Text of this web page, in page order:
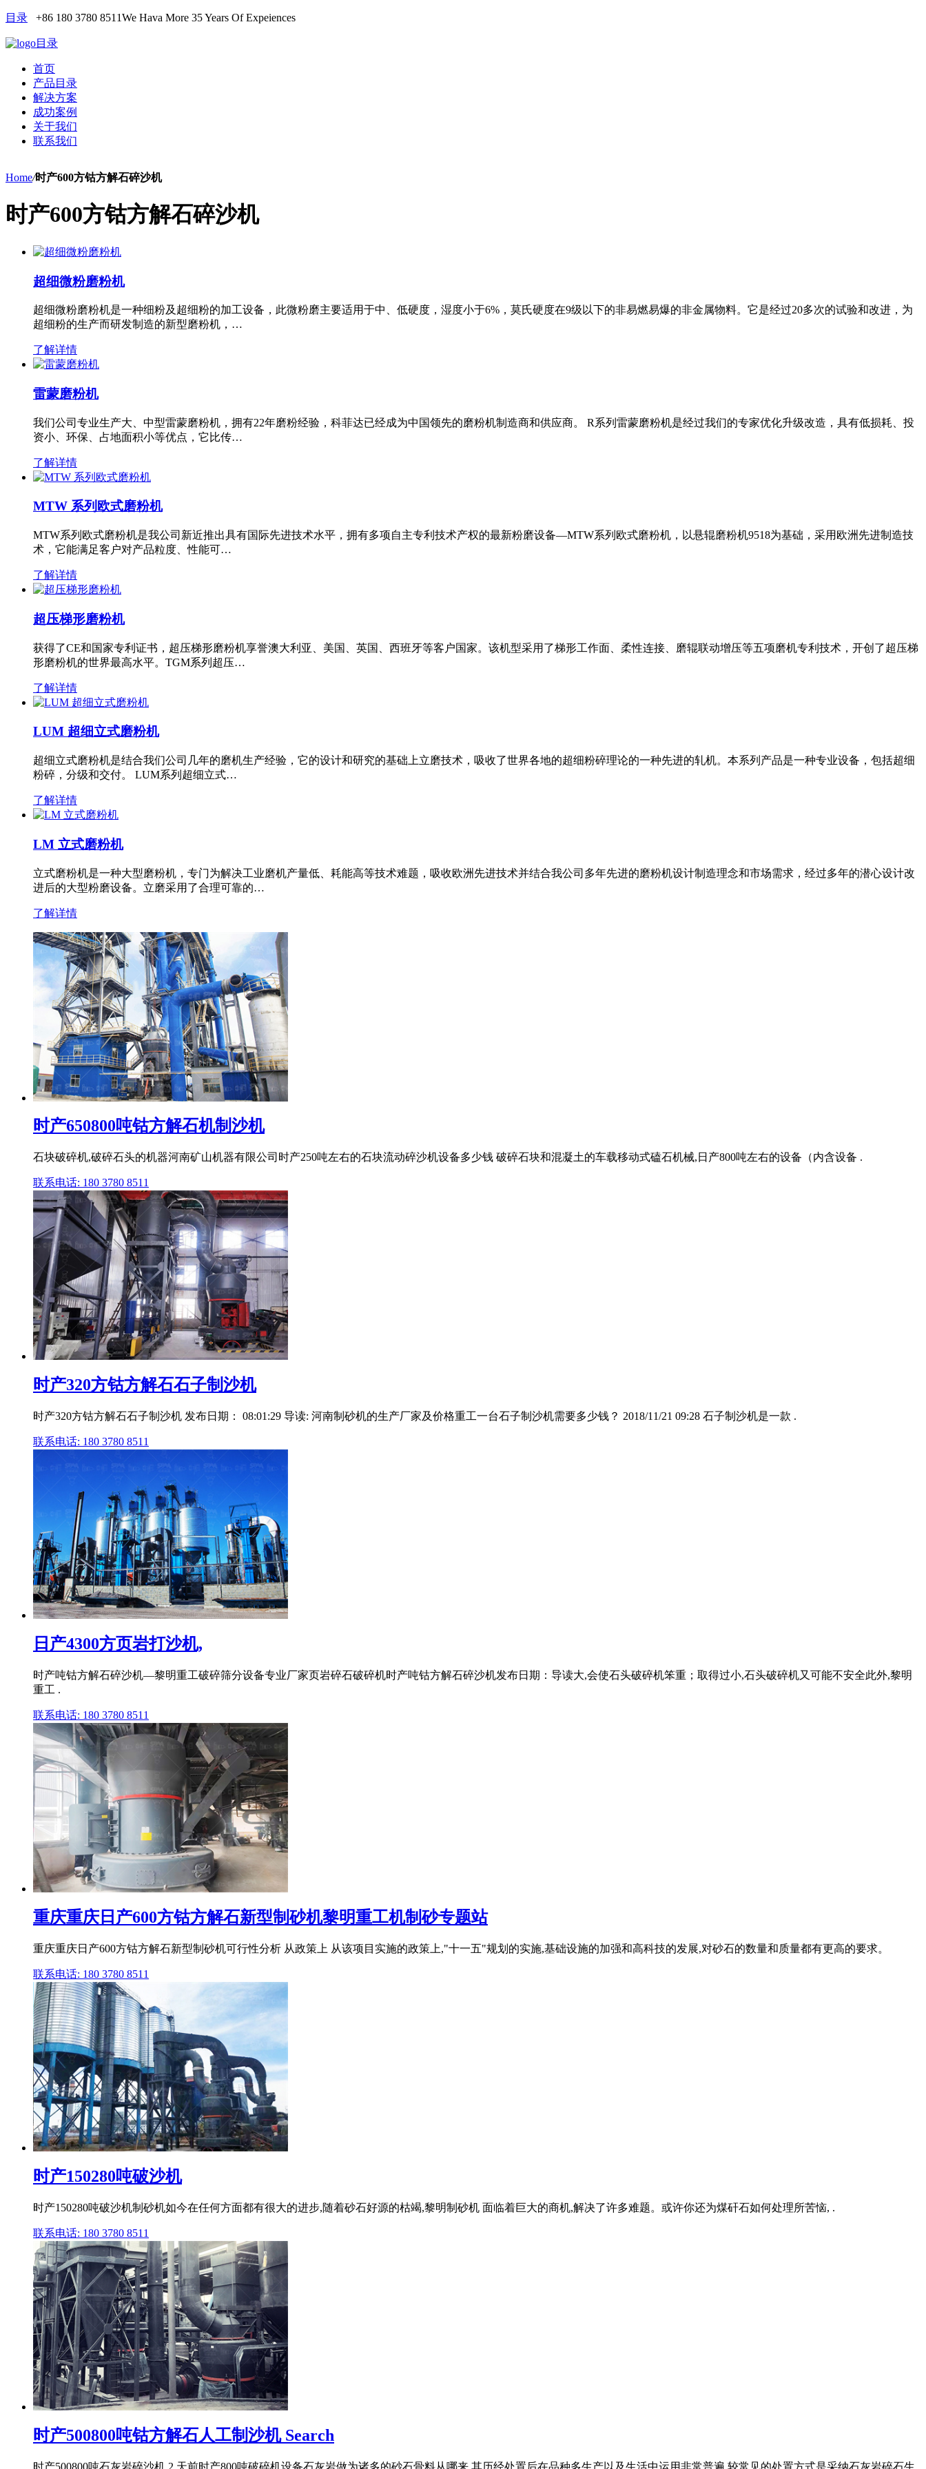
目录 +86 180 3780 8511We Hava More 35 Years Of Expeiences
目录
首页
产品目录
解决方案
成功案例
关于我们
联系我们
Home/时产600方钴方解石碎沙机
时产600方钴方解石碎沙机
超细微粉磨粉机
超细微粉磨粉机是一种细粉及超细粉的加工设备，此微粉磨主要适用于中、低硬度，湿度小于6%，莫氏硬度在9级以下的非易燃易爆的非金属物料。它是经过20多次的试验和改进，为
超细粉的生产而研发制造的新型磨粉机，…
了解详情
雷蒙磨粉机
我们公司专业生产大、中型雷蒙磨粉机，拥有22年磨粉经验，科菲达已经成为中国领先的磨粉机制造商和供应商。 R系列雷蒙磨粉机是经过我们的专家优化升级改造，具有低损耗、投
资小、环保、占地面积小等优点，它比传…
了解详情
MTW 系列欧式磨粉机
MTW系列欧式磨粉机是我公司新近推出具有国际先进技术水平，拥有多项自主专利技术产权的最新粉磨设备—MTW系列欧式磨粉机，以悬辊磨粉机9518为基础，采用欧洲先进制造技
术，它能满足客户对产品粒度、性能可…
了解详情
超压梯形磨粉机
获得了CE和国家专利证书，超压梯形磨粉机享誉澳大利亚、美国、英国、西班牙等客户国家。该机型采用了梯形工作面、柔性连接、磨辊联动增压等五项磨机专利技术，开创了超压梯
形磨粉机的世界最高水平。TGM系列超压…
了解详情
LUM 超细立式磨粉机
超细立式磨粉机是结合我们公司几年的磨机生产经验，它的设计和研究的基础上立磨技术，吸收了世界各地的超细粉碎理论的一种先进的轧机。本系列产品是一种专业设备，包括超细
粉碎，分级和交付。 LUM系列超细立式…
了解详情
LM 立式磨粉机
立式磨粉机是一种大型磨粉机，专门为解决工业磨机产量低、耗能高等技术难题，吸收欧洲先进技术并结合我公司多年先进的磨粉机设计制造理念和市场需求，经过多年的潜心设计改
进后的大型粉磨设备。立磨采用了合理可靠的…
了解详情
时产650800吨钴方解石机制沙机
石块破碎机,破碎石头的机器河南矿山机器有限公司时产250吨左右的石块流动碎沙机设备多少钱 破碎石块和混凝土的车载移动式磕石机械,日产800吨左右的设备（内含设备 .
联系电话: 180 3780 8511
时产320方钴方解石石子制沙机
时产320方钴方解石石子制沙机 发布日期： 08:01:29 导读: 河南制砂机的生产厂家及价格重工一台石子制沙机需要多少钱？ 2018/11/21 09:28 石子制沙机是一款 .
联系电话: 180 3780 8511
日产4300方页岩打沙机,
时产吨钴方解石碎沙机—黎明重工破碎筛分设备专业厂家页岩碎石破碎机时产吨钴方解石碎沙机发布日期：导读大,会使石头破碎机笨重；取得过小,石头破碎机又可能不安全此外,黎明
重工 .
联系电话: 180 3780 8511
重庆重庆日产600方钴方解石新型制砂机黎明重工机制砂专题站
重庆重庆日产600方钴方解石新型制砂机可行性分析 从政策上 从该项目实施的政策上,"十一五"规划的实施,基础设施的加强和高科技的发展,对砂石的数量和质量都有更高的要求。
联系电话: 180 3780 8511
时产150280吨破沙机
时产150280吨破沙机制砂机如今在任何方面都有很大的进步,随着砂石好源的枯竭,黎明制砂机 面临着巨大的商机,解决了许多难题。或许你还为煤矸石如何处理所苦恼, .
联系电话: 180 3780 8511
时产500800吨钴方解石人工制沙机 Search
时产500800吨石灰岩碎沙机 2 天前时产800吨破碎机设备石灰岩做为诸多的砂石骨料从哪来,其历经处置后在品种多生产以及生活中运用非常普遍,较常见的处置方式是采纳石灰岩碎石生